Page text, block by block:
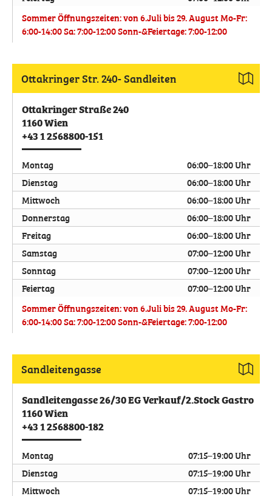
Sommer Öffnungszeiten: von 6.Juli bis 29. August Mo-Fr:
6:00-14:00 Sa: 7:00-12:00 Sonn-&Feiertage: 7:00-12:00
Ottakringer Str. 240- Sandleiten
Ottakringer Straße 240
1160Wien
+43 1 2568800-151
Montag
06:00–18:00 Uhr
Dienstag
06:00–18:00 Uhr
Mittwoch
06:00–18:00 Uhr
Donnerstag
06:00–18:00 Uhr
Freitag
06:00–18:00 Uhr
Samstag
07:00–12:00 Uhr
Sonntag
07:00–12:00 Uhr
Feiertag
07:00–12:00 Uhr
Sommer Öffnungszeiten: von 6.Juli bis 29. August Mo-Fr:
6:00-14:00 Sa: 7:00-12:00 Sonn-&Feiertage: 7:00-12:00
Sandleitengasse
Sandleitengasse 26/30 EG Verkauf/2.Stock Gastro
1160Wien
+43 1 2568800-182
Montag
07:15–19:00 Uhr
Dienstag
07:15–19:00 Uhr
Mittwoch
07:15–19:00 Uhr